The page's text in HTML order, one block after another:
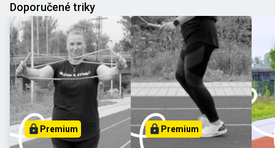
Doporučené triky
Premium Premium